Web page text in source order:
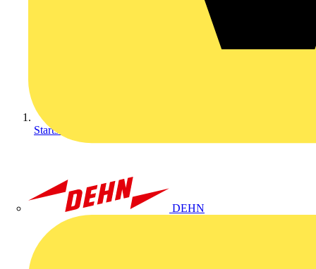
DEHN
Startseite